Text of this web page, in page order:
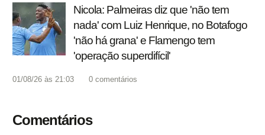
Nicola: Palmeiras diz que 'não tem
nada' com Luiz Henrique, no Botafogo
'não há grana' e Flamengo tem
'operação superdifícil'
01/08/26 às 21:03 0 comentários
Comentários